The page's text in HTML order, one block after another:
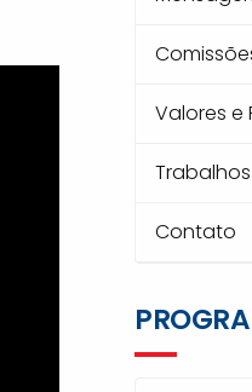
Valores e
Contato